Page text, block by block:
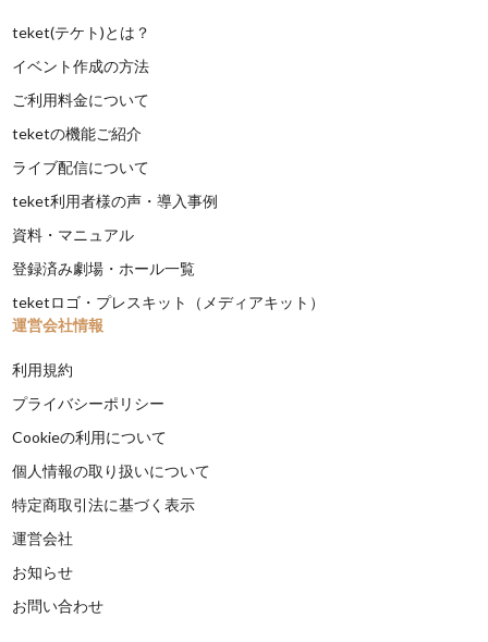
teket(テケト)とは？
イベント作成の方法
ご利用料金について
teketの機能ご紹介
ライブ配信について
teket利用者様の声・導入事例
資料・マニュアル
登録済み劇場・ホール一覧
teketロゴ・プレスキット（メディアキット）
運営会社情報
利用規約
プライバシーポリシー
Cookieの利用について
個人情報の取り扱いについて
特定商取引法に基づく表示
運営会社
お知らせ
お問い合わせ